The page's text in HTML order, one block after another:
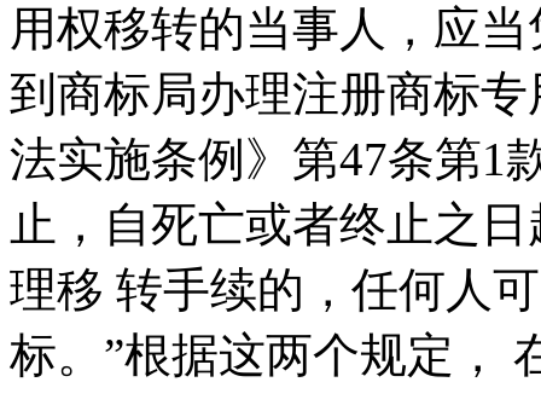
用权移转的当事人，应
到商标局办理注册商标
法实施条例》第47条第1
止，自死亡或者终止之
理移 转手续的，任何人
标。”根据这两个规定，